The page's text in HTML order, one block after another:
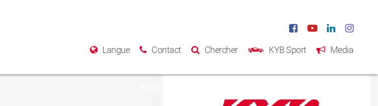
Langue Contact Chercher KYB Sport Media